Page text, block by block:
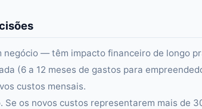
— têm impacto financeiro de longo
(6 a 12 meses de gastos para
custos mensais.
os novos custos representarem mais de